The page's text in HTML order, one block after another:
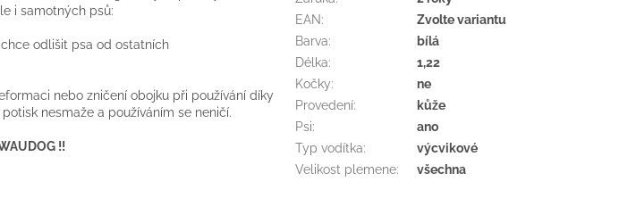
i samotných psů:
odlišit psa od ostatních
nebo zničení obojku při používání díky
potisk nesmaže a používáním se neničí.
!!
EAN:
Zvolte variantu
Barva:
bílá
Délka:
1,22
Kočky:
ne
Provedení:
kůže
Psi:
ano
Typ vodítka:
výcvikové
Velikost plemene: všechna